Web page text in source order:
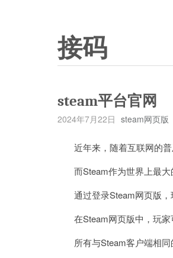
接码
steam平台官网
2024年7月22日 steam网页版
近年来，随着互联网的普
而Steam作为世界上最大
通过登录Steam网页版，
在Steam网页版中，玩家
所有与Steam客户端相同